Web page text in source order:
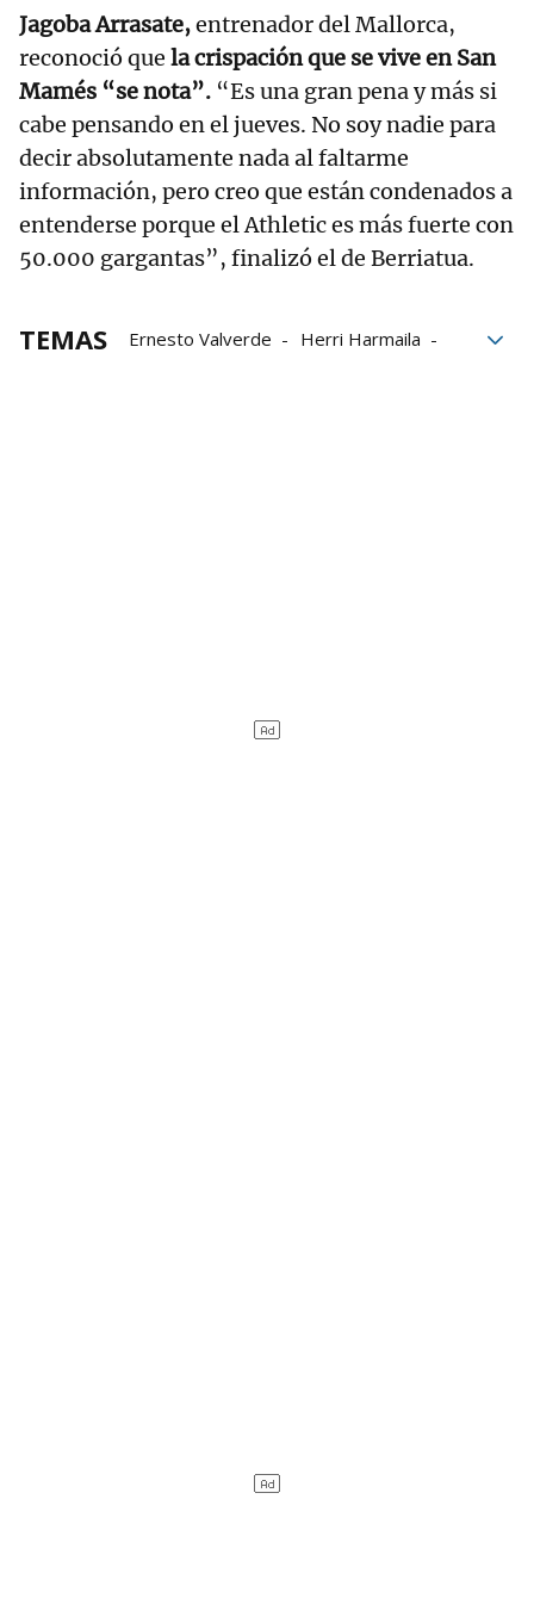
Jagoba Arrasate,entrenador del Mallorca,
reconoció que la crispación que se vive en San
Mamés “se nota”. “Es una gran pena y más si
cabe pensando en el jueves. No soy nadie para
decir absolutamente nada al faltarme
información, pero creo que están condenados a
entenderse porque el Athletic es más fuerte con
50.000 gargantas”, finalizó el de Berriatua.
TEMAS Ernesto Valverde
Herri Harmaila